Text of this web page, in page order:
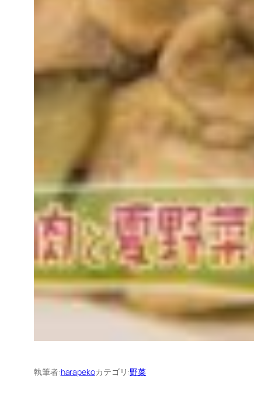
執筆者:harapekoカテゴリ:野菜